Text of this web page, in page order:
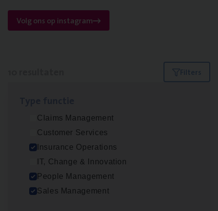
Volg ons op instagram
Filters
Claims Management
Customer Services
Insurance Operations
IT, Change & Innovation
People Management
Sales Management
Dos­sier­be­heer­der ver­ze­ke­rin­gen — Soci­al
Pro­fit en Public
Insurance Operations
Antwerpen